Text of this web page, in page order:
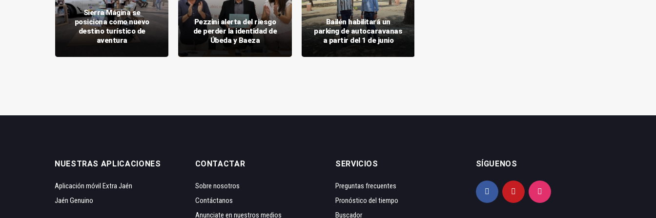
Sierra Mágina se
posiciona como nuevo
destino turístico de
aventura
Pezzini alerta del riesgo
de perder la identidad de
Úbeda y Baeza
Bailén habilitará un
parking de autocaravanas
a partir del 1 de junio
NUESTRAS APLICACIONES
Aplicación móvil Extra Jaén
Jaén Genuino
CONTACTAR
Sobre nosotros
Contáctanos
Anunciate en nuestros medios
SERVICIOS
Preguntas frecuentes
Pronóstico del tiempo
Buscador
SÍGUENOS